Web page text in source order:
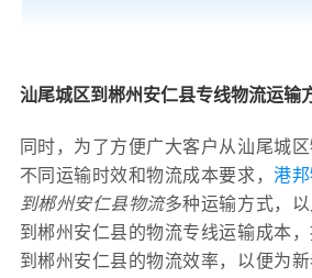
汕尾城区到郴州安仁县专线物流运输
同时，为了方便广大客户从汕尾城
不同运输时效和物流成本要求，港
到郴州安仁县物流多种运输方式，
到郴州安仁县的物流专线运输成本
到郴州安仁县的物流效率，以便为